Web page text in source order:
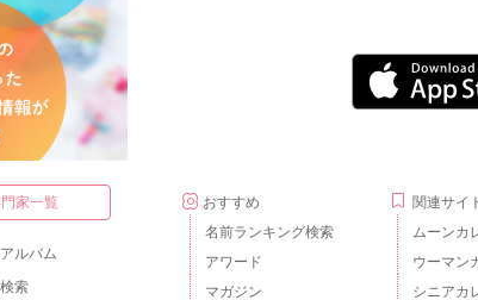
家一覧
ルバム
索
おすすめ
名前ランキング検索
アワード
マガジン
関連サイ
ムーンカ
ウーマン
シニアカ